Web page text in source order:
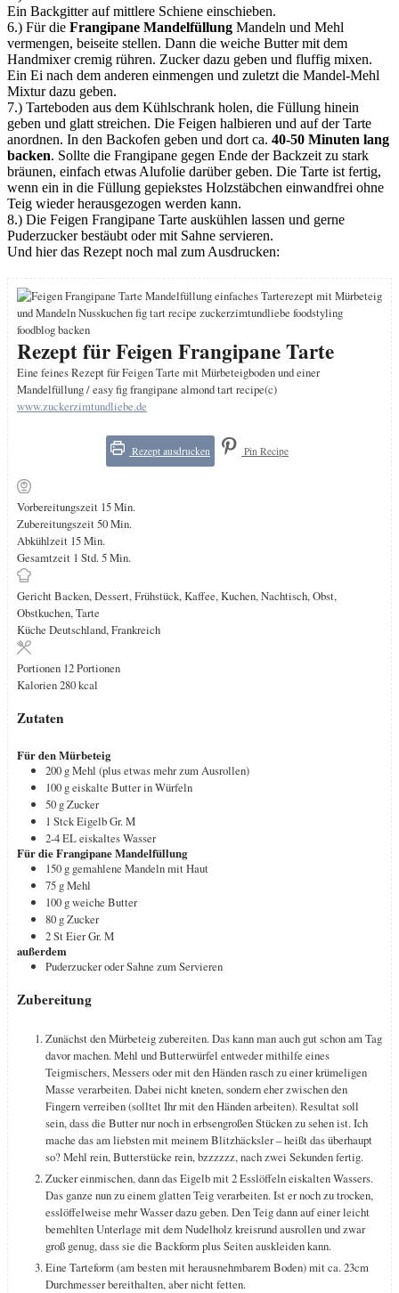
Ein Backgitter auf mittlere Schiene einschieben.
6.) Für die Frangipane Mandelfüllung Mandeln und Mehl
vermengen, beiseite stellen. Dann die weiche Butter mit dem
Handmixer cremig rühren. Zucker dazu geben und fluffig mixen.
Ein Ei nach dem anderen einmengen und zuletzt die Mandel-Mehl
Mixtur dazu geben.
7.) Tarteboden aus dem Kühlschrank holen, die Füllung hinein
geben und glatt streichen. Die Feigen halbieren und auf der Tarte
anordnen. In den Backofen geben und dort ca. 40-50 Minuten lang
backen. Sollte die Frangipane gegen Ende der Backzeit zu stark
bräunen, einfach etwas Alufolie darüber geben. Die Tarte ist fertig,
wenn ein in die Füllung gepiekstes Holzstäbchen einwandfrei ohne
Teig wieder herausgezogen werden kann.
8.) Die Feigen Frangipane Tarte auskühlen lassen und gerne
Puderzucker bestäubt oder mit Sahne servieren.
Und hier das Rezept noch mal zum Ausdrucken:
Rezept für Feigen Frangipane Tarte
Eine feines Rezept für Feigen Tarte mit Mürbeteigboden und einer
Mandelfüllung / easy fig frangipane almond tart recipe(c)
www.zuckerzimtundliebe.de
Rezept ausdrucken Pin Recipe
Vorbereitungszeit 15Minuten
Min.
Zubereitungszeit50Minuten
Min.
Abkühlzeit 15Minuten
Min.
Gesamtzeit 1 Stunde
Std.5Minuten
Min.
GerichtBacken, Dessert, Frühstück, Kaffee, Kuchen, Nachtisch, Obst,
Obstkuchen, Tarte
Küche Deutschland, Frankreich
Portionen 12Portionen
Kalorien280kcal
Zutaten
Für den Mürbeteig
200 gMehl (plus etwas mehr zum Ausrollen)
100 geiskalte Butter in Würfeln
50 gZucker
1 StckEigelbGr. M
2-4ELeiskaltes Wasser
Für die Frangipane Mandelfüllung
150 g gemahlene Mandelnmit Haut
75 gMehl
100 gweiche Butter
80 gZucker
2StEierGr. M
außerdem
Puderzucker oder Sahne zum Servieren
Zubereitung
Zunächst den Mürbeteig zubereiten. Das kann man auch gut schon am Tag
davor machen. Mehl und Butterwürfel entweder mithilfe eines
Teigmischers, Messers oder mit den Händen rasch zu einer krümeligen
Masse verarbeiten. Dabei nicht kneten, sondern eher zwischen den
Fingern verreiben (solltet Ihr mit den Händen arbeiten). Resultat soll
sein, dass die Butter nur noch in erbsengroßen Stücken zu sehen ist. Ich
mache das am liebsten mit meinem Blitzhäcksler – heißt das überhaupt
so? Mehl rein, Butterstücke rein, bzzzzzz, nach zwei Sekunden fertig.
Zucker einmischen, dann das Eigelb mit 2 Esslöffeln eiskalten Wassers.
Das ganze nun zu einem glatten Teig verarbeiten. Ist er noch zu trocken,
esslöffelweise mehr Wasser dazu geben. Den Teig dann auf einer leicht
bemehlten Unterlage mit dem Nudelholz kreisrund ausrollen und zwar
groß genug, dass sie die Backform plus Seiten auskleiden kann.
Eine Tarteform (am besten mit herausnehmbarem Boden) mit ca. 23cm
Durchmesser bereithalten, aber nicht fetten.